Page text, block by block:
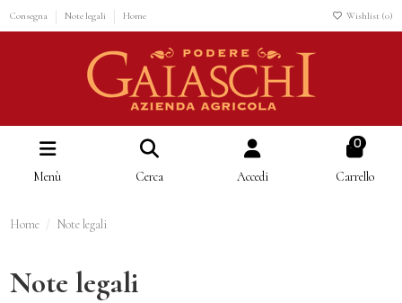
Consegna Note legali Home Wishlist (0)
Menù Cerca Accedi
0
Carrello
Home Note legali
Note legali